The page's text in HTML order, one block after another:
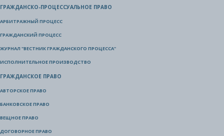
ГРАЖДАНСКО-ПРОЦЕССУАЛЬНОЕ ПРАВО
АРБИТРАЖНЫЙ ПРОЦЕСС
ГРАЖДАНСКИЙ ПРОЦЕСС
ЖУРНАЛ "ВЕСТНИК ГРАЖДАНСКОГО ПРОЦЕССА"
ИСПОЛНИТЕЛЬНОЕ ПРОИЗВОДСТВО
ГРАЖДАНСКОЕ ПРАВО
АВТОРСКОЕ ПРАВО
БАНКОВСКОЕ ПРАВО
ВЕЩНОЕ ПРАВО
ДОГОВОРНОЕ ПРАВО